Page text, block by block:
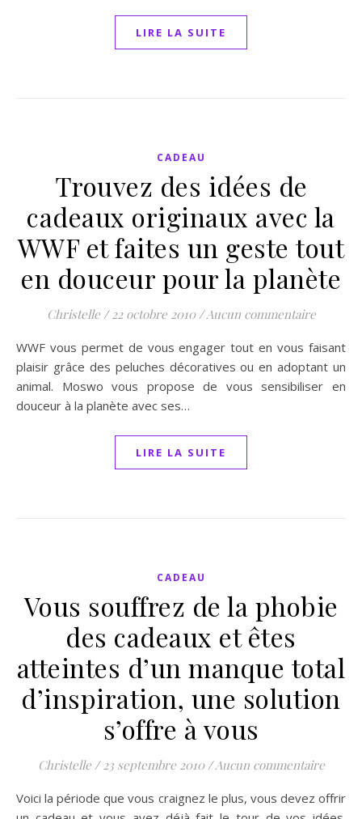
LIRE LA SUITE
CADEAU
Trouvez des idées de
cadeaux originaux avec la
WWF et faites un geste tout
en douceur pour la planète
Christelle / 22 octobre 2010 /Aucun commentaire
WWF vous permet de vous engager tout en vous faisant
plaisir grâce des peluches décoratives ou en adoptant un
animal. Moswo vous propose de vous sensibiliser en
douceur à la planète avec ses…
LIRE LA SUITE
CADEAU
Vous souffrez de la phobie
des cadeaux et êtes
atteintes d’un manque total
d’inspiration, une solution
s’offre à vous
Christelle / 23 septembre 2010 /Aucun commentaire
Voici la période que vous craignez le plus, vous devez offrir